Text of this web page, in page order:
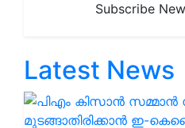
Subscribe
Latest News